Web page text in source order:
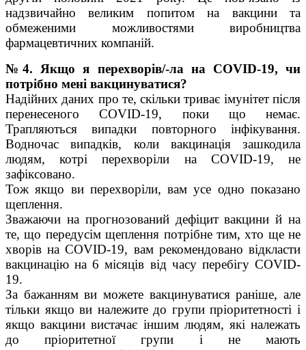
надзвичайно великим попитом на вакцини та
обмеженими можливостями виробництва
фармацевтичних компаній.
№4. Якщо я перехворів/-ла на COVID-19, чи
потрібно мені вакцинуватися?
Надійних даних про те, скільки триває імунітет після
перенесеного СOVID-19, поки що немає.
Трапляються випадки повторного інфікування.
Водночас випадків, коли вакцинація зашкодила
людям, котрі перехворіли на COVID-19, не
зафіксовано.
Тож якщо ви перехворіли, вам усе одно показано
щеплення.
Зважаючи на прогнозований дефіцит вакцини й на
те, що передусім щеплення потрібне тим, хто ще не
хворів на COVID-19, вам рекомендовано відкласти
вакцинацію на 6 місяців від часу перебігу COVID-
19.
За бажанням ви можете вакцинуватися раніше, але
тільки якщо ви належите до групи пріоритетності і
якщо вакцини вистачає іншим людям, які належать
до пріоритетної групи і не мають